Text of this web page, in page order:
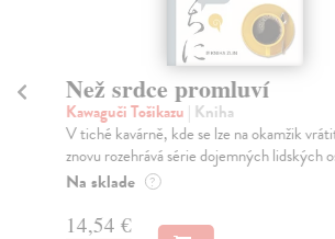
Než srdce promluví
Kawaguči Tošikazu | Kniha
V tiché kavárně, kde se lze na okamžik
znovu rozehrává série dojemných lidských
Na sklade ?
14,54 €